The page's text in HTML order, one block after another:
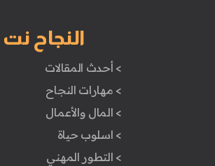
النجاح نت
> أحدث المقالات
> مهارات النجاح
> المال والأعمال
> اسلوب حياة
> التطور المهني